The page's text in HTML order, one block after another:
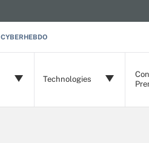
CYBERHEBDO
Technologies